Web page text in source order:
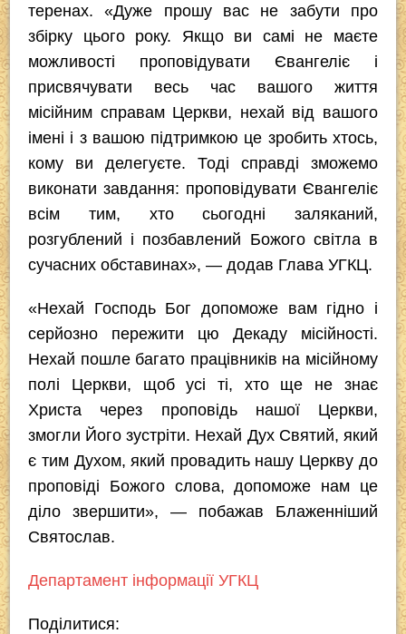
теренах. «Дуже прошу вас не забути про
збірку цього року. Якщо ви самі не маєте
можливості проповідувати Євангеліє і
присвячувати весь час вашого життя
місійним справам Церкви, нехай від вашого
імені і з вашою підтримкою це зробить хтось,
кому ви делегуєте. Тоді справді зможемо
виконати завдання: проповідувати Євангеліє
всім тим, хто сьогодні заляканий,
розгублений і позбавлений Божого світла в
сучасних обставинах», — додав Глава УГКЦ.
«Нехай Господь Бог допоможе вам гідно і
серйозно пережити цю Декаду місійності.
Нехай пошле багато працівників на місійному
полі Церкви, щоб усі ті, хто ще не знає
Христа через проповідь нашої Церкви,
змогли Його зустріти. Нехай Дух Святий, який
є тим Духом, який провадить нашу Церкву до
проповіді Божого слова, допоможе нам це
діло звершити», — побажав Блаженніший
Святослав.
Департамент інформації УГКЦ
Поділитися: